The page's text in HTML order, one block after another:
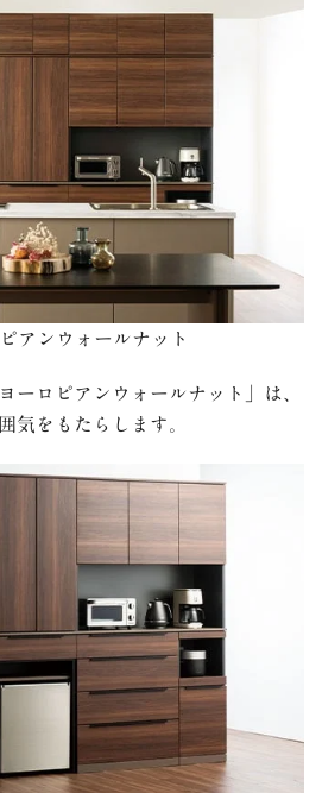
アンウォールナット
ーロピアンウォールナット」は、
気をもたらします。